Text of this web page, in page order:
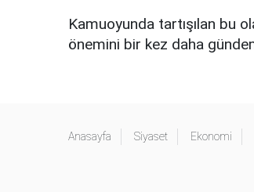
Kamuoyunda tartışılan bu
önemini bir kez daha
Anasayfa Siyaset Ekonomi